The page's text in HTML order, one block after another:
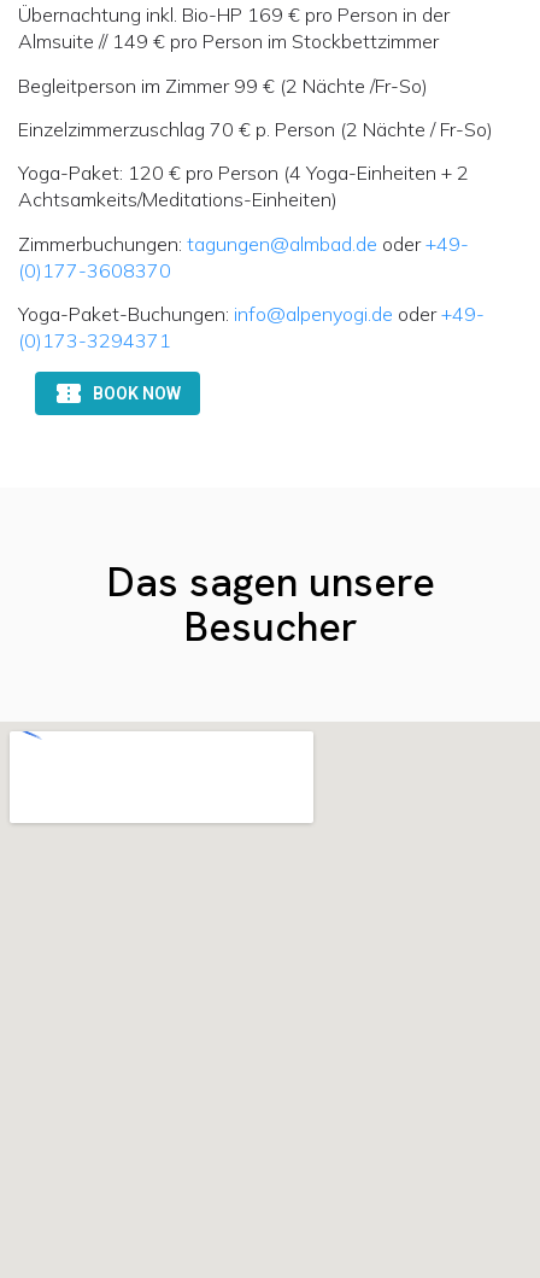
Übernachtung inkl. Bio-HP 169 € pro Person in der
Almsuite // 149 € pro Person im Stockbettzimmer
Begleitperson im Zimmer 99 € (2 Nächte /Fr-So)
Einzelzimmerzuschlag 70 € p. Person (2 Nächte / Fr-So)
Yoga-Paket: 120 € pro Person (4 Yoga-Einheiten + 2
Achtsamkeits/Meditations-Einheiten)
Zimmerbuchungen: tagungen@almbad.de oder+49-
(0)177-3608370
Yoga-Paket-Buchungen: info@alpenyogi.de oder+49-
(0)173-3294371
Das sagen unsere
Besucher